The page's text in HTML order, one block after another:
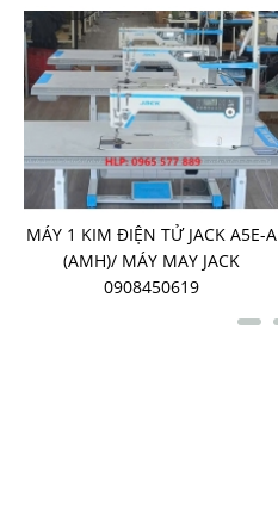
MÁY 1 KIM ĐIỆN TỬ JACK A5E-A
(AMH)/ MÁY MAY JACK
0908450619